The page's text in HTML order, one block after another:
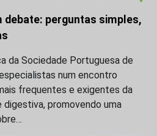
debate: perguntas simples,
da Sociedade Portuguesa de
num encontro
frequentes e exigentes da
promovendo uma